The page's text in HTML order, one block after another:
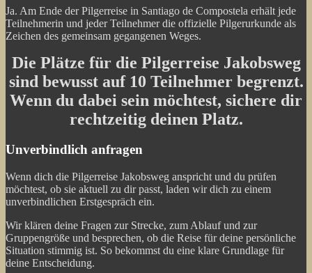
Ja. Am Ende der Pilgerreise in Santiago de Compostela erhält jede
Teilnehmerin und jeder Teilnehmer die offizielle Pilgerurkunde als
Zeichen des gemeinsam gegangenen Weges.
Die Plätze für die Pilgerreise Jakobsweg
sind bewusst auf 10 Teilnehmer begrenzt.
Wenn du dabei sein möchtest, sichere dir
rechtzeitig deinen Platz.
Unverbindlich anfragen
Wenn dich die Pilgerreise Jakobsweg anspricht und du prüfen
möchtest, ob sie aktuell zu dir passt, laden wir dich zu einem
unverbindlichen Erstgespräch ein.
Wir klären deine Fragen zur Strecke, zum Ablauf und zur
Gruppengröße und besprechen, ob die Reise für deine persönliche
Situation stimmig ist. So bekommst du eine klare Grundlage für
deine Entscheidung.